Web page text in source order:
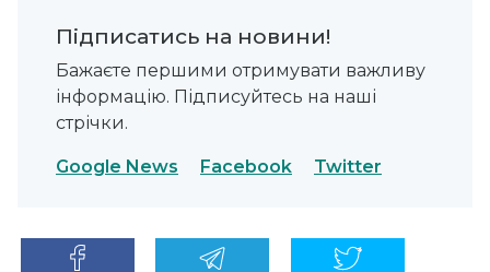
Підписатись на новини!
Бажаєте першими отримувати важливу
інформацію. Підписуйтесь на наші
стрічки.
Google News Facebook Twitter